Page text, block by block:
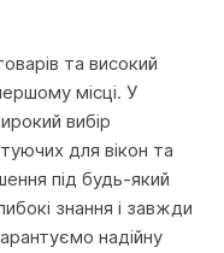
та високий
місці. У
вибір
для вікон та
під будь-який
знання і завжди
надійну